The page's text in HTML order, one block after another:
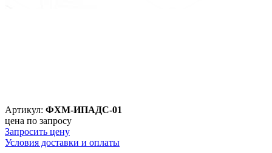
Артикул: ФХМ-ИПАДС-01
цена по запросу
Запросить цену
Условия доставки и оплаты